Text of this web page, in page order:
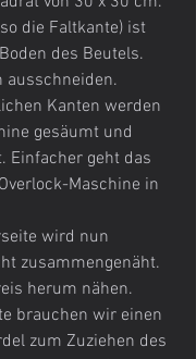
die Faltkante) ist
des Beutels.
ausschneiden.
Kanten werden
gesäumt und
Einfacher geht das
Maschine in
wird nun
zusammengenäht.
herum nähen.
brauchen wir einen
zum Zuziehen des